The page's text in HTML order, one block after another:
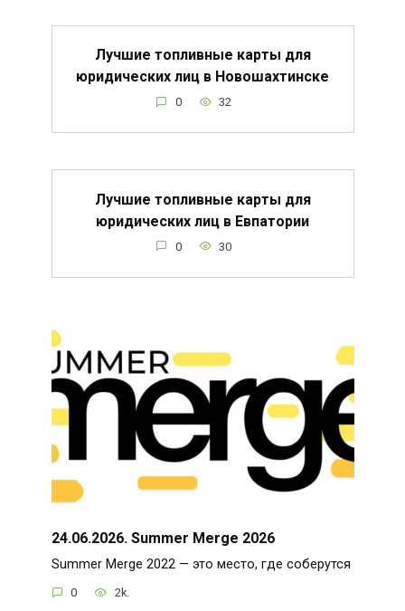
Лучшие топливные карты для
юридических лиц в Новошахтинске
0 32
Лучшие топливные карты для
юридических лиц в Евпатории
0 30
24.06.2026. Summer Merge 2026
Summer Merge 2022 — это место, где соберутся
0 2k.